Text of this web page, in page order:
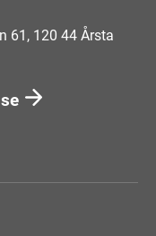
61, 120 44 Årsta